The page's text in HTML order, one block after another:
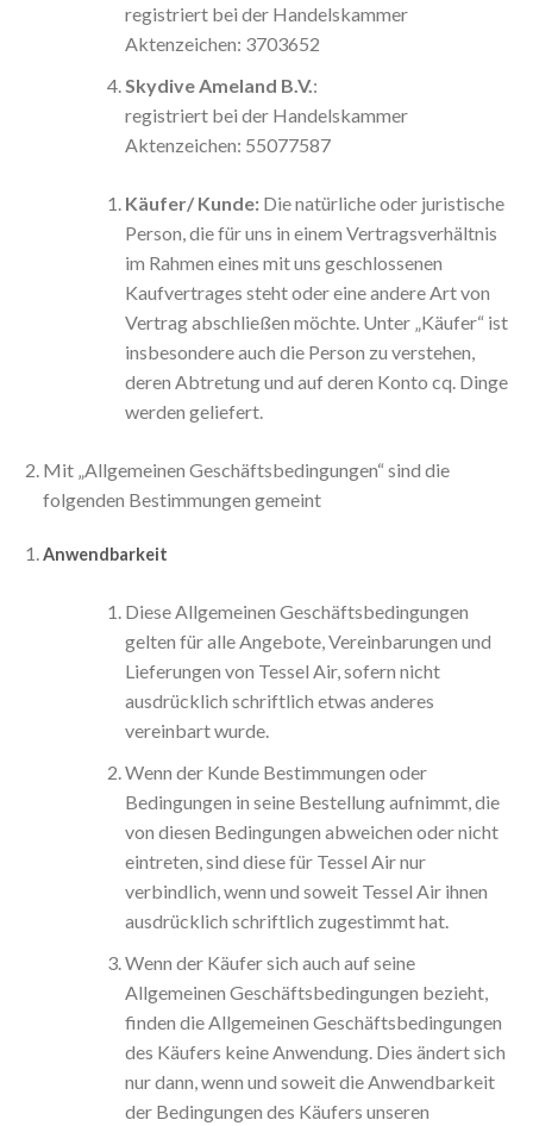
registriert bei der Handelskammer
Aktenzeichen: 3703652
Skydive Ameland B.V.:
registriert bei der Handelskammer
Aktenzeichen: 55077587
Käufer/ Kunde:Die natürliche oder juristische
Person, die für uns in einem Vertragsverhältnis
im Rahmen eines mit uns geschlossenen
Kaufvertrages steht oder eine andere Art von
Vertrag abschließen möchte. Unter „Käufer“ ist
insbesondere auch die Person zu verstehen,
deren Abtretung und auf deren Konto cq. Dinge
werden geliefert.
Mit „Allgemeinen Geschäftsbedingungen“ sind die
folgenden Bestimmungen gemeint
Anwendbarkeit
Diese Allgemeinen Geschäftsbedingungen
gelten für alle Angebote, Vereinbarungen und
Lieferungen von Tessel Air, sofern nicht
ausdrücklich schriftlich etwas anderes
vereinbart wurde.
Wenn der Kunde Bestimmungen oder
Bedingungen in seine Bestellung aufnimmt, die
von diesen Bedingungen abweichen oder nicht
eintreten, sind diese für Tessel Air nur
verbindlich, wenn und soweit Tessel Air ihnen
ausdrücklich schriftlich zugestimmt hat.
Wenn der Käufer sich auch auf seine
Allgemeinen Geschäftsbedingungen bezieht,
finden die Allgemeinen Geschäftsbedingungen
des Käufers keine Anwendung. Dies ändert sich
nur dann, wenn und soweit die Anwendbarkeit
der Bedingungen des Käufers unseren